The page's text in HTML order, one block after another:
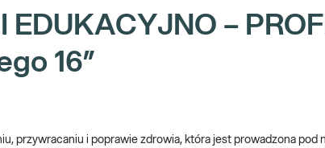
EDUKACYJNO –
16”
przywracaniu i poprawie zdrowia, która jest prowadzona pod